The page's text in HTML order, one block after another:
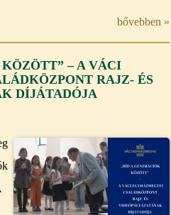
bővebben »
– A VÁCI
RAJZ- ÉS
DÍJÁTADÓJA